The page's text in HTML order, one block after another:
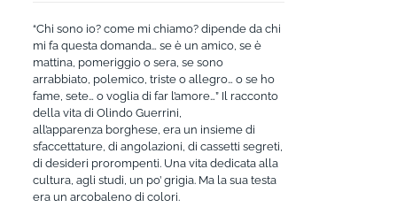
“Chi sono io? come mi chiamo? dipende da chi
mi fa questa domanda… se è un amico, se è
mattina, pomeriggio o sera, se sono
arrabbiato, polemico, triste o allegro… o se ho
fame, sete… o voglia di far l’amore…” Il racconto
della vita di Olindo Guerrini,
all’apparenza borghese, era un insieme di
sfaccettature, di angolazioni, di cassetti segreti,
di desideri prorompenti. Una vita dedicata alla
cultura, agli studi, un po’ grigia. Ma la sua testa
era un arcobaleno di colori.